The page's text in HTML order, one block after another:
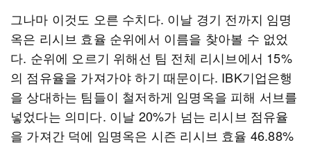
그나마 이것도 오른 수치다. 이날 경기 전까지 임명
옥은 리시브 효율 순위에서 이름을 찾아볼 수 없었
다. 순위에 오르기 위해선 팀 전체 리시브에서 15%
의 점유율을 가져가야 하기 때문이다. IBK기업은행
을 상대하는 팀들이 철저하게 임명옥을 피해 서브를
넣었다는 의미다. 이날 20%가 넘는 리시브 점유율
을 가져간 덕에 임명옥은 시즌 리시브 효율 46.88%